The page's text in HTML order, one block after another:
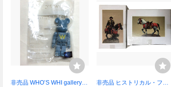
非売品 WHO’S WHI gallery 1
非売品 ヒストリカル・フィ